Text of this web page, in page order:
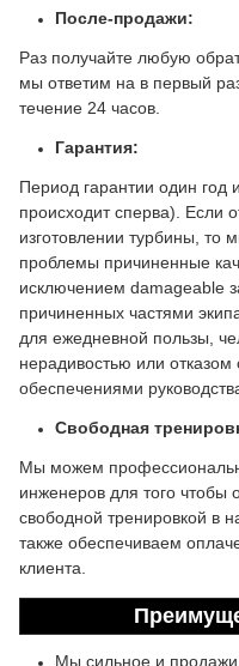
После-продажи:
Раз получайте любую
мы ответим на в первый
течение 24 часов.
Гарантия:
Период гарантии один год
происходит сперва). Если
изготовлении турбины, то
проблемы причиненные
исключением damageable
причиненных частями
для ежедневной пользы,
нерадивостью или
обеспечениями
Свободная
Мы можем
инженеров для того чтобы
свободной тренировкой в
также обеспечиваем
клиента.
Мы сильное и